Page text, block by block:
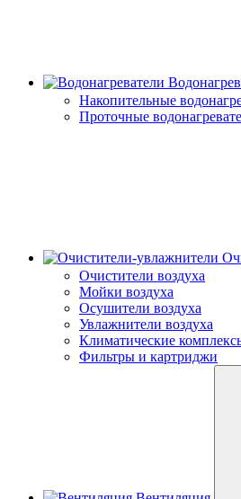
Накопительные
Проточные
Очистители воздуха
Мойки воздуха
Осушители воздуха
Увлажнители воздуха
Климатические
Фильтры и картриджи